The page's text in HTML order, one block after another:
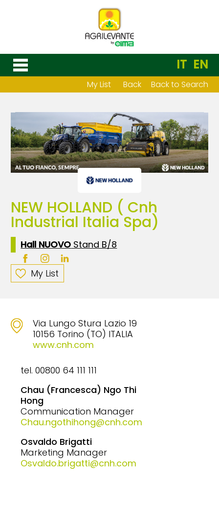
IT EN
My List Back Back to Search
NEW HOLLAND ( Cnh
Industrial Italia Spa)
Hall NUOVO Stand B/8
My List
Via Lungo Stura Lazio 19
10156 Torino (TO) ITALIA
www.cnh.com
tel. 00800 64 111 111
Chau (Francesca) Ngo Thi
Hong
Communication Manager
Chau.ngothihong@cnh.com
Osvaldo Brigatti
Marketing Manager
Osvaldo.brigatti@cnh.com